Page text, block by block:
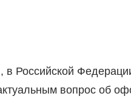
Российской
вопрос об